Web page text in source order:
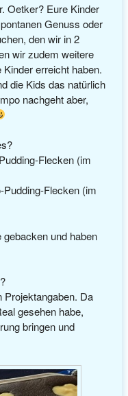
Oetker? Eure Kinder
Genuss oder
den wir in 2
wir zudem weitere
erreicht haben.
die Kids das natürlich
nachgeht aber,
Flecken (im
Flecken (im
und haben
Projektangaben. Da
gesehen habe,
bringen und